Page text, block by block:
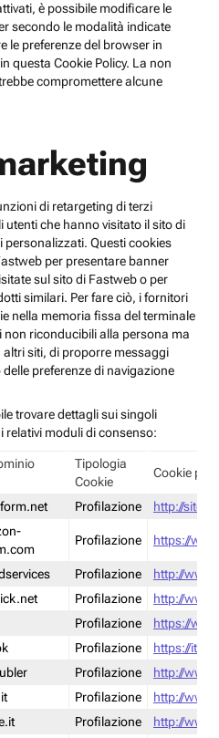
è possibile modificare le
secondo le modalità indicate
le preferenze del browser in
questa Cookie Policy. La non
compromettere alcune
di retargeting di terzi
che hanno visitato il sito di
Questi cookies
per presentare banner
sul sito di Fastweb o per
similari. Per fare ciò, i fornitori
nella memoria fissa del terminale
riconducibili alla persona ma
siti, di proporre messaggi
preferenze di navigazione
trovare dettagli sui singoli
relativi moduli di consenso:
Tipologia
Cookie
Cookie
Profilazione http://
Profilazione https://
Profilazione
http://
Profilazione
http://
Profilazione
https://
Profilazione
https://it-
Profilazione
http://
Profilazione
http://
Profilazione
http://